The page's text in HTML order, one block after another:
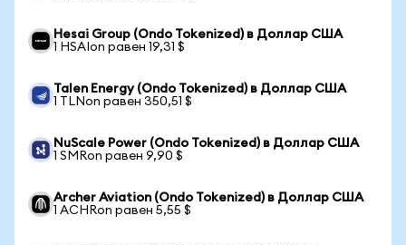
Hesai Group (Ondo Tokenized) в Доллар США
1 HSAIon равен 19,31 $
Talen Energy (Ondo Tokenized) в Доллар США
1 TLNon равен 350,51 $
NuScale Power (Ondo Tokenized) в Доллар США
1 SMRon равен 9,90 $
Archer Aviation (Ondo Tokenized) в Доллар США
1 ACHRon равен 5,55 $